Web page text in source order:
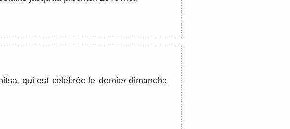
qui est célébrée le dernier dimanche